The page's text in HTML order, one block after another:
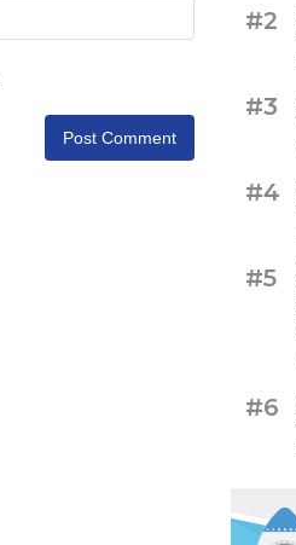
#2
#3
#4
#5
#6